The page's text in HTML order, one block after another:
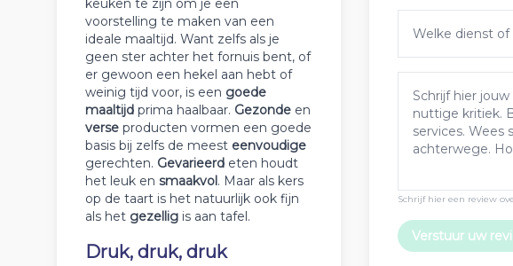
keuken te zijn om je een
voorstelling te maken van een
ideale maaltijd. Want zelfs als je
geen ster achter het fornuis bent, of
er gewoon een hekel aan hebt of
weinig tijd voor, is een goede
maaltijd prima haalbaar. Gezonde en
verse producten vormen een goede
basis bij zelfs de meest eenvoudige
gerechten. Gevarieerd eten houdt
het leuk en smaakvol. Maar als kers
op de taart is het natuurlijk ook fijn
als het gezellig is aan tafel.
Druk, druk, druk
Schrijf hier een review
Verstuur uw